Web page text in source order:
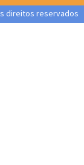
direitos reservados